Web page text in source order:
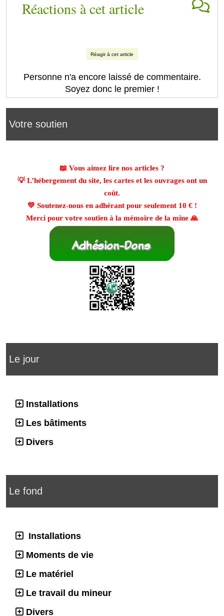
Votre soutien
📖 Vous aimez lire nos articles ?
💡 L’hébergement du site, les cartes et les ouvrages ont un
coût.
💛 Soutenez-nous en adhérant pour seulement 10 €!
Merci pour votre soutien à la mémoire de la mine 🙏
Le jour
Installations
Les bâtiments
Divers
Le fond
Installations
Moments de vie
Le matériel
Le travail du mineur
Divers
Réactions à cet article
Réagir à cet article
Personne n'a encore laissé de commentaire.
Soyez donc le premier !